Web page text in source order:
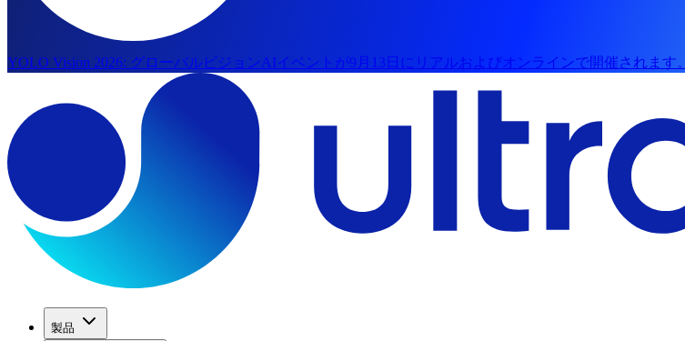
YOLO Vision 2026: グローバルビジョンAIイベントが9月13日にリアルおよびオンラインで開催されます。
製品